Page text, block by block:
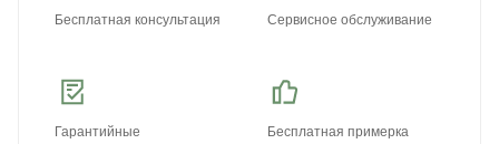
Бесплатная консультация Сервисное обслуживание
Гарантийные
Бесплатная примерка